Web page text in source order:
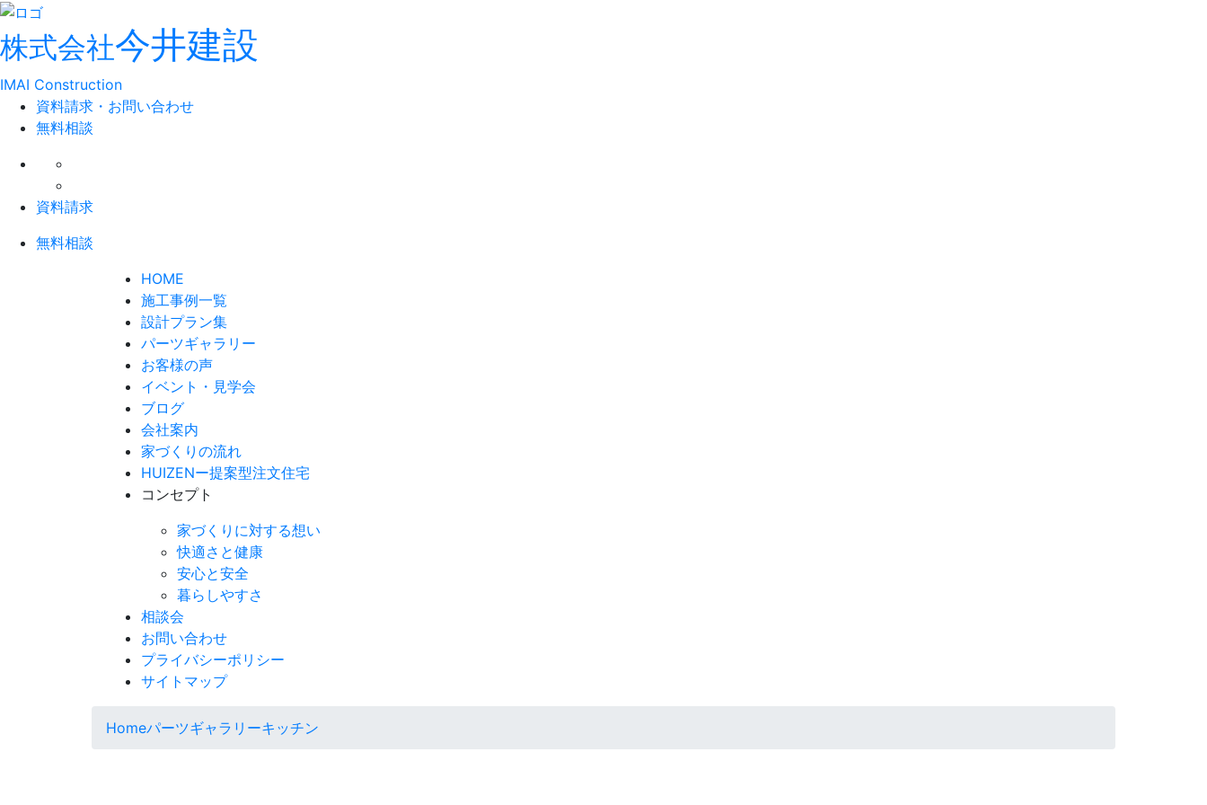
株式会社今井建設
IMAI Construction
資料請求・お問い合わせ
無料相談
資料請求
無料相談
HOME
施工事例一覧
設計プラン集
パーツギャラリー
お客様の声
イベント・見学会
ブログ
会社案内
家づくりの流れ
HUIZENー提案型注文住宅
コンセプト
家づくりに対する想い
快適さと健康
安心と安全
暮らしやすさ
相談会
お問い合わせ
プライバシーポリシー
サイトマップ
Homeパーツギャラリーキッチン